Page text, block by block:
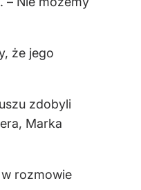
że jego
zdobyli
Marka
rozmowie